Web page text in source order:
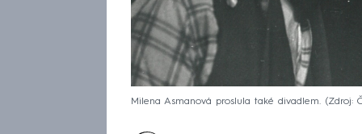
Milena Asmanová proslula také divadlem. Zdroj: